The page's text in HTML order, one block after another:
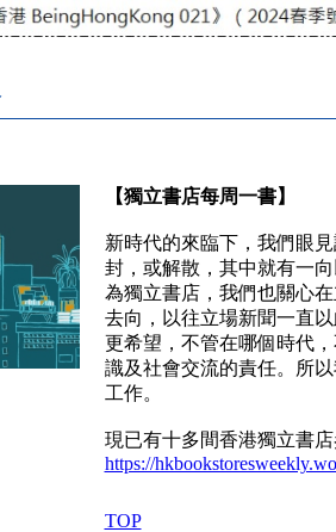
【獨立書店每周一書】
新時代的來臨下，我們眼
封，或解散，其中就有一
為獨立書店，我們也關心
去向，以往立場新聞一直
更希望，不管在哪個時代
識及社會交流的責任。所
工作。
現已有十多間香港獨立書
https://
TOP